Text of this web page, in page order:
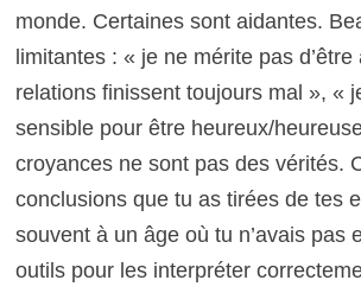
monde. Certaines sont aidantes.
limitantes : « je ne mérite pas
relations finissent toujours mal », «
sensible pour être heureux/
croyances ne sont pas des vérités.
conclusions que tu as tirées de tes
souvent à un âge où tu n’avais pas
outils pour les interpréter